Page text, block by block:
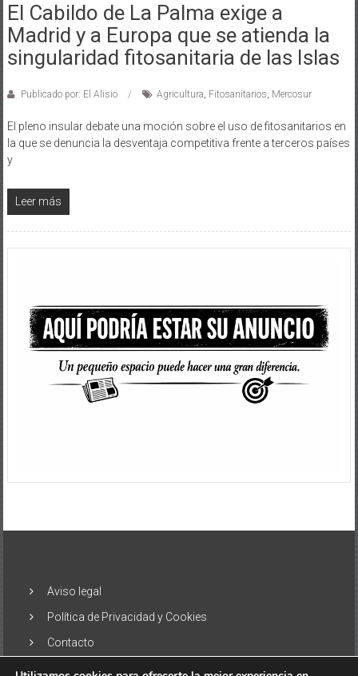
El Cabildo de La Palma exige a
Madrid y a Europa que se atienda la
singularidad fitosanitaria de las Islas
Publicado por: El Alisio Agricultura, Fitosanitarios, Mercosur
El pleno insular debate una moción sobre el uso de fitosanitarios en
la que se denuncia la desventaja competitiva frente a terceros países
y
Leer más
Aviso legal
Política de Privacidad y Cookies
Contacto